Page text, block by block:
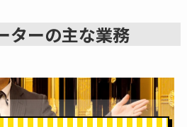
ターの主な業務